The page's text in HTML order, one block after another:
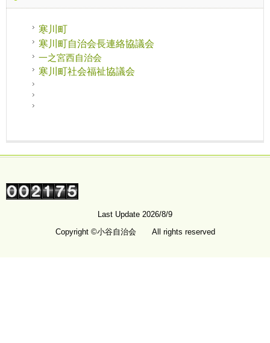
寒川町
寒川町自治会長連絡協議会
一之宮西自治会
寒川町社会福祉協議会
Last Update 2026/8/9
Copyright ©小谷自治会 All rights reserved